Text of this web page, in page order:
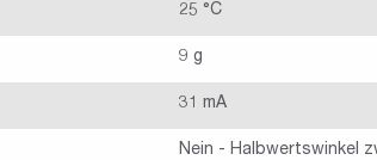
25 °C
9 g
31 mA
Nein - Halbwertswinkel